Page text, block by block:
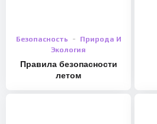
Безопасность
Природа И
Экология
Правила безопасности
летом